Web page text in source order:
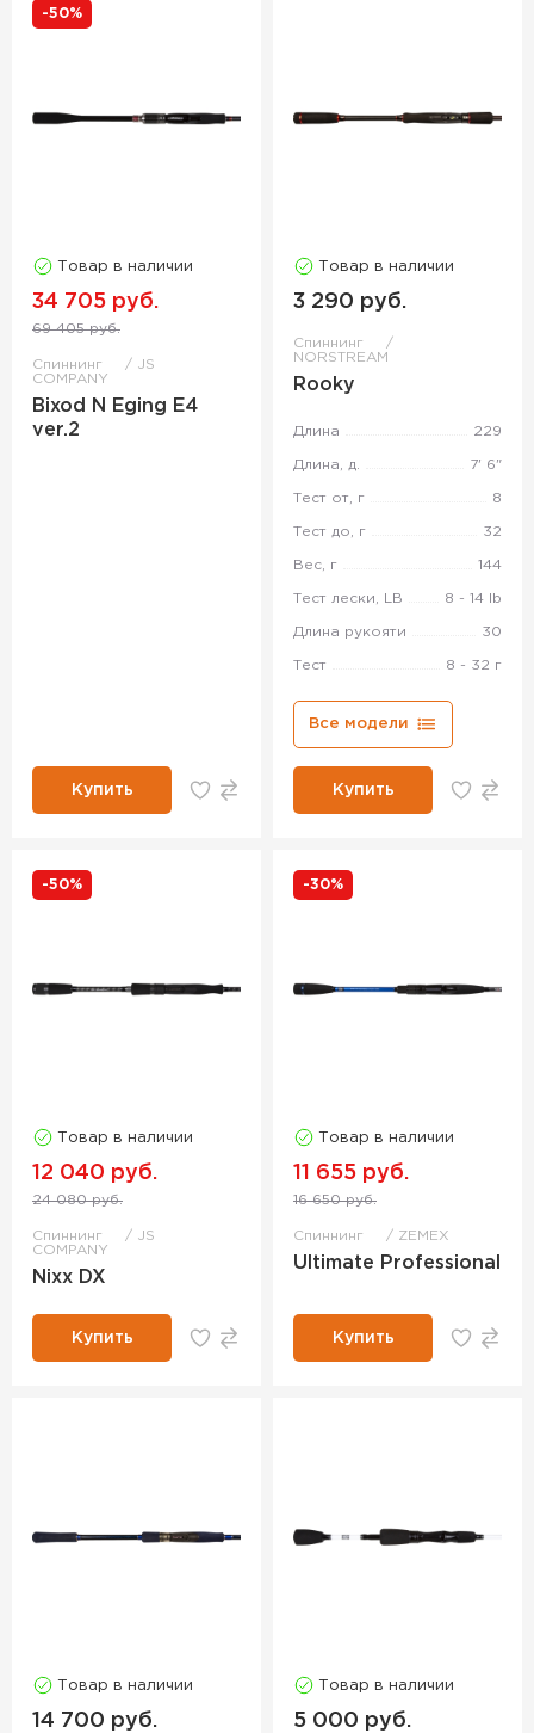
-50%
Товар в наличии
34 705 руб.
69 405 руб.
Спиннинг
JS
COMPANY
Bixod N Eging E4
ver.2
Купить
Товар в наличии
3 290 руб.
Спиннинг
NORSTREAM
Rooky
Длина 229
Длина, д. 7' 6"
Тест от, г 8
Тест до, г 32
Вес, г 144
Тест лески, LB 8 - 14 lb
Длина рукояти 30
Тест 8 - 32 г
Все модели
Купить
-50%
Товар в наличии
12 040 руб.
24 080 руб.
Спиннинг
JS
COMPANY
Nixx DX
Купить
-30%
Товар в наличии
11 655 руб.
16 650 руб.
Спиннинг ZEMEX
Ultimate Professional
Купить
Товар в наличии
14 700 руб.
Товар в наличии
5 000 руб.